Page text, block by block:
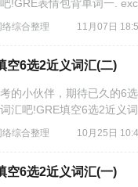
!GRE表情包背单词一.
络综合整理 11月07日
空6选2近义词汇(二)
的小伙伴，期待已久的6
汇吧!GRE填空6选2近义
络综合整理 10月25日
空6选2近义词汇(一)